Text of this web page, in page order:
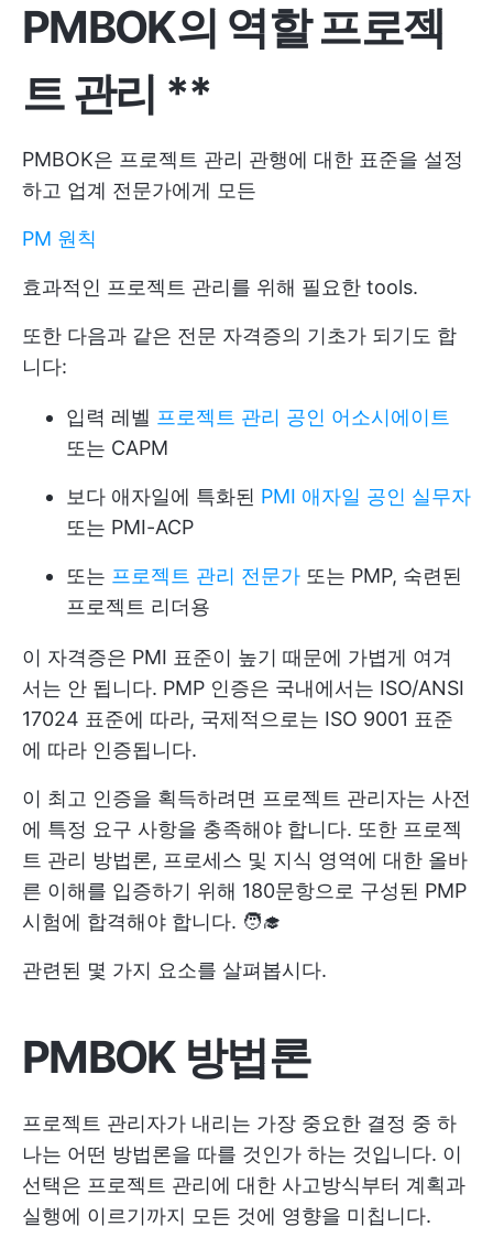
PMBOK의 역할 프로젝
트 관리 **
PMBOK은 프로젝트 관리 관행에 대한 표준을 설정
하고 업계 전문가에게 모든
PM 원칙
효과적인 프로젝트 관리를 위해 필요한 tools.
또한 다음과 같은 전문 자격증의 기초가 되기도 합
니다:
입력 레벨 프로젝트 관리 공인 어소시에이트
또는 CAPM
보다 애자일에 특화된 PMI 애자일 공인 실무자
또는 PMI-ACP
또는 프로젝트 관리 전문가 또는 PMP, 숙련된
프로젝트 리더용
이 자격증은 PMI 표준이 높기 때문에 가볍게 여겨
서는 안 됩니다. PMP 인증은 국내에서는 ISO/ANSI
17024 표준에 따라, 국제적으로는 ISO 9001 표준
에 따라 인증됩니다.
이 최고 인증을 획득하려면 프로젝트 관리자는 사전
에 특정 요구 사항을 충족해야 합니다. 또한 프로젝
트 관리 방법론, 프로세스 및 지식 영역에 대한 올바
른 이해를 입증하기 위해 180문항으로 구성된 PMP
시험에 합격해야 합니다. 🧑‍🎓
관련된 몇 가지 요소를 살펴봅시다.
PMBOK 방법론
프로젝트 관리자가 내리는 가장 중요한 결정 중 하
나는 어떤 방법론을 따를 것인가 하는 것입니다. 이
선택은 프로젝트 관리에 대한 사고방식부터 계획과
실행에 이르기까지 모든 것에 영향을 미칩니다.